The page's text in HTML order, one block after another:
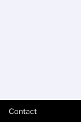
Contact